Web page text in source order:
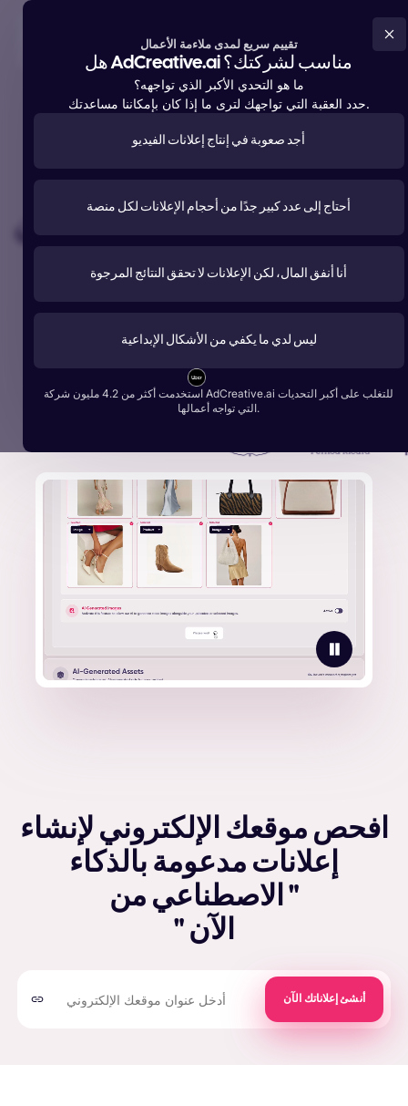
تقييم سريع لمدى ملاءمة الأعمال
هل AdCreative.ai مناسب لشركتك؟
ما هو التحدي الأكبر الذي تواجهه؟
حدد العقبة التي تواجهك لترى ما إذا كان بإمكاننا مساعدتك.
أجد صعوبة في إنتاج إعلانات الفيديو
أحتاج إلى عدد كبير جدًا من أحجام الإعلانات لكل منصة
أنا أنفق المال، لكن الإعلانات لا تحقق النتائج المرجوة
ليس لدي ما يكفي من الأشكال الإبداعية
استخدمت أكثر من 4.2 مليون شركة AdCreative.ai للتغلب على أكبر التحديات
التي تواجه أعمالها.
جرب مجانا الآن
تقدم الدعم لأكثر من 4,200,000 عضو حول العالم
#1 الأكثر استخداما
أداة الذكاء الاصطناعي للإعلان
ابدأ مجاناً مع Google
افحص موقعك الإلكتروني لإنشاء
إعلانات مدعومة بالذكاء
الاصطناعي من "
" الآن
أنشئ إعلاناتك الآن